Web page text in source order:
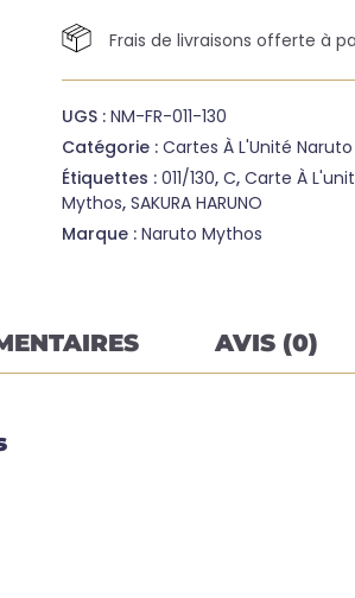
Frais de livraisons offerte à
UGS :NM-FR-011-130
Catégorie :Cartes À L'Unité
Étiquettes :011/130,C,Carte À
Mythos,SAKURA HARUNO
Marque :Naruto Mythos
AVIS (0)